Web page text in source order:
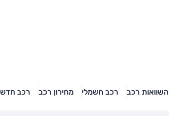
השוואות רכב רכב חשמלי מחירון רכב רכב חדש